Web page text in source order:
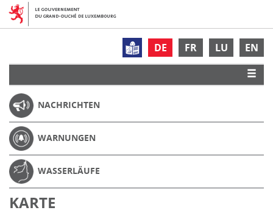
DE FR LU EN
NACHRICHTEN
WARNUNGEN
WASSERLÄUFE
KARTE